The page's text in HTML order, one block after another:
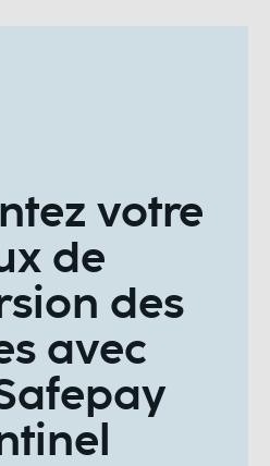
votre
de
des
avec